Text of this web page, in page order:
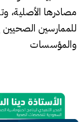
مصادرها الأصلية،
للممارسين
والمؤسسات